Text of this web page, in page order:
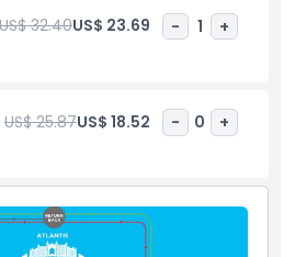
しい体験が保証されます。リラクゼー
融合したドバイでのカヤックは、参加
を約束します。
US$ 32.40US$ 23.69 - 1 +
US$ 25.87US$ 18.52 - 0 +